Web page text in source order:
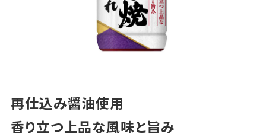
再仕込み醤油使用
香り立つ上品な風味と旨み